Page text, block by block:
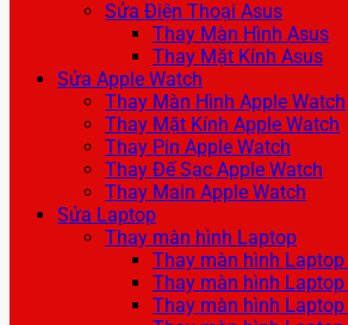
Sửa Điện Thoại Asus
Thay Màn Hình Asus
Thay Mặt Kính Asus
Sửa Apple Watch
Thay Màn Hình Apple Watch
Thay Mặt Kính Apple Watch
Thay Pin Apple Watch
Thay Đế Sạc Apple Watch
Thay Main Apple Watch
Sửa Laptop
Thay màn hình Laptop
Thay màn hình Laptop
Thay màn hình Laptop
Thay màn hình Laptop